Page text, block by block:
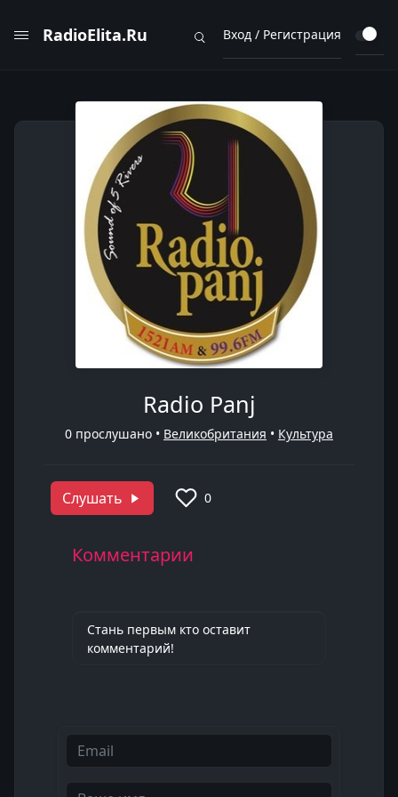
RadioElita.Ru Вход / Регистрация
Radio Panj
0 прослушано • Великобритания • Культура
Слушать 0
Комментарии
Стань первым кто оставит
комментарий!